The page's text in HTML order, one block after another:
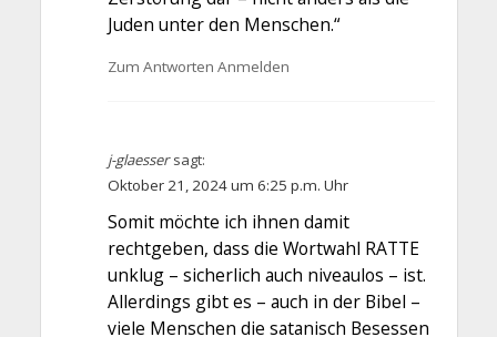
Juden unter den Menschen.“
Zum Antworten Anmelden
j-glaesser sagt:
Oktober 21, 2024 um 6:25 p.m. Uhr
Somit möchte ich ihnen damit
rechtgeben, dass die Wortwahl RATTE
unklug – sicherlich auch niveaulos – ist.
Allerdings gibt es – auch in der Bibel –
viele Menschen die satanisch Besessen